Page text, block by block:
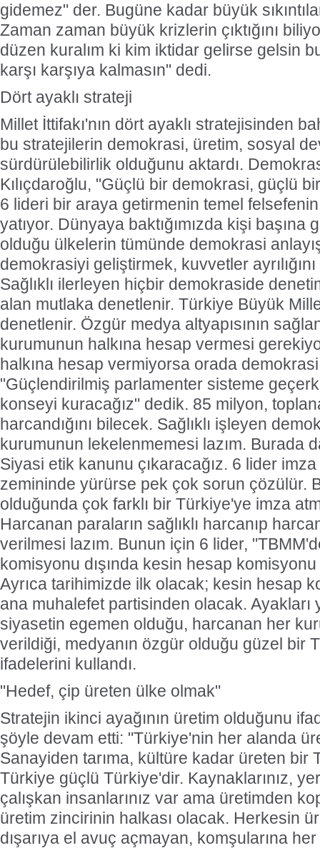
gidemez" der. Bugüne kadar büyük
Zaman zaman büyük krizlerin çıktığını
düzen kuralım ki kim iktidar gelirse gelsin
karşı karşıya kalmasın" dedi.
Dört ayaklı strateji
Millet İttifakı'nın dört ayaklı stratejisinden
bu stratejilerin demokrasi, üretim, sosyal
sürdürülebilirlik olduğunu aktardı.
Kılıçdaroğlu, "Güçlü bir demokrasi, güçlü
6 lideri bir araya getirmenin temel
yatıyor. Dünyaya baktığımızda kişi başına
olduğu ülkelerin tümünde demokrasi
demokrasiyi geliştirmek, kuvvetler
Sağlıklı ilerleyen hiçbir demokraside
alan mutlaka denetlenir. Türkiye Büyük
denetlenir. Özgür medya altyapısının
kurumunun halkına hesap vermesi
halkına hesap vermiyorsa orada
"Güçlendirilmiş parlamenter sisteme
konseyi kuracağız" dedik. 85 milyon,
harcandığını bilecek. Sağlıklı işleyen
kurumunun lekelenmemesi lazım. Burada
Siyasi etik kanunu çıkaracağız. 6 lider
zemininde yürürse pek çok sorun çözülür.
olduğunda çok farklı bir Türkiye'ye imza
Harcanan paraların sağlıklı harcanıp
verilmesi lazım. Bunun için 6 lider,
komisyonu dışında kesin hesap
Ayrıca tarihimizde ilk olacak; kesin hesap
ana muhalefet partisinden olacak. Ayakları
siyasetin egemen olduğu, harcanan her
verildiği, medyanın özgür olduğu güzel bir
ifadelerini kullandı.
"Hedef, çip üreten ülke olmak"
Stratejin ikinci ayağının üretim olduğunu
şöyle devam etti: "Türkiye'nin her alanda
Sanayiden tarıma, kültüre kadar üreten bir
Türkiye güçlü Türkiye'dir. Kaynaklarınız,
çalışkan insanlarınız var ama üretimden
üretim zincirinin halkası olacak. Herkesin
dışarıya el avuç açmayan, komşularına